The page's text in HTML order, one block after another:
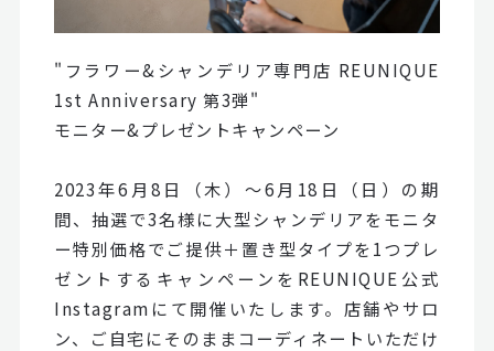
"フラワー&シャンデリア専門店 REUNIQUE
1st Anniversary 第3弾"
モニター&プレゼントキャンペーン
2023年6月8日（木）～6月18日（日）の期
間、抽選で3名様に大型シャンデリアをモニタ
ー特別価格でご提供＋置き型タイプを1つプレ
ゼントするキャンペーンをREUNIQUE公式
Instagramにて開催いたします。店舗やサロ
ン、ご自宅にそのままコーディネートいただけ